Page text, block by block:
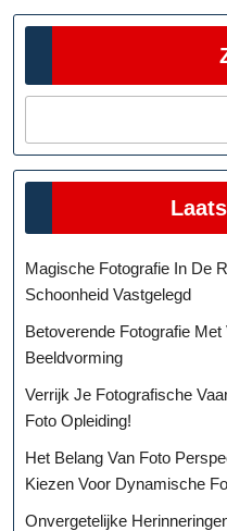
Magische Fotografie In De
Schoonheid Vastgelegd
Betoverende Fotografie
Beeldvorming
Verrijk Je Fotografische
Foto Opleiding!
Het Belang Van Foto
Kiezen Voor Dynamische
Onvergetelijke